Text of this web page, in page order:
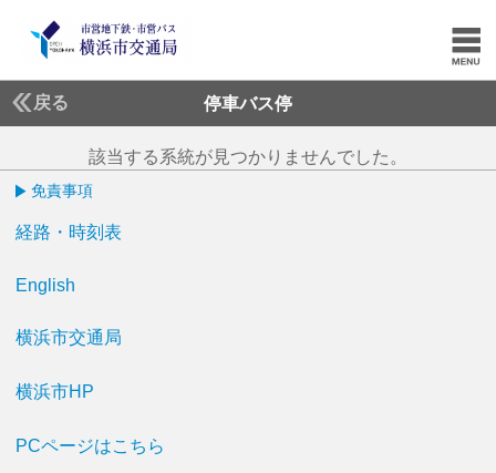
戻る 停車バス停
該当する系統が見つかりませんでした。
免責事項
経路・時刻表
English
横浜市交通局
横浜市HP
PCページはこちら